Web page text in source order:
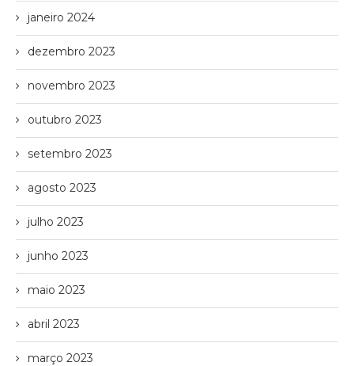
janeiro 2024
dezembro 2023
novembro 2023
outubro 2023
setembro 2023
agosto 2023
julho 2023
junho 2023
maio 2023
abril 2023
março 2023